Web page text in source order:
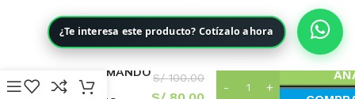
¿Te interesa este producto? Cotízalo ahora
MEZCLADORA
MONOCOMANDO
PARA
S/100.00